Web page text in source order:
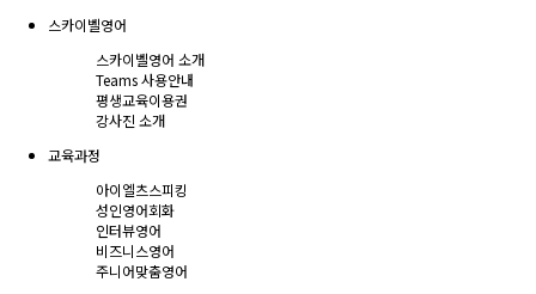
스카이벨영어
스카이벨영어 소개
Teams 사용안내
평생교육이용권
강사진 소개
교육과정
아이엘츠스피킹
성인영어회화
인터뷰영어
비즈니스영어
주니어맞춤영어